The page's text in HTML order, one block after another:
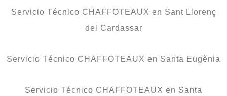
Servicio Técnico CHAFFOTEAUX en Sant Llorenç
del Cardassar
Servicio Técnico CHAFFOTEAUX en Santa Eugènia
Servicio Técnico CHAFFOTEAUX en Santa